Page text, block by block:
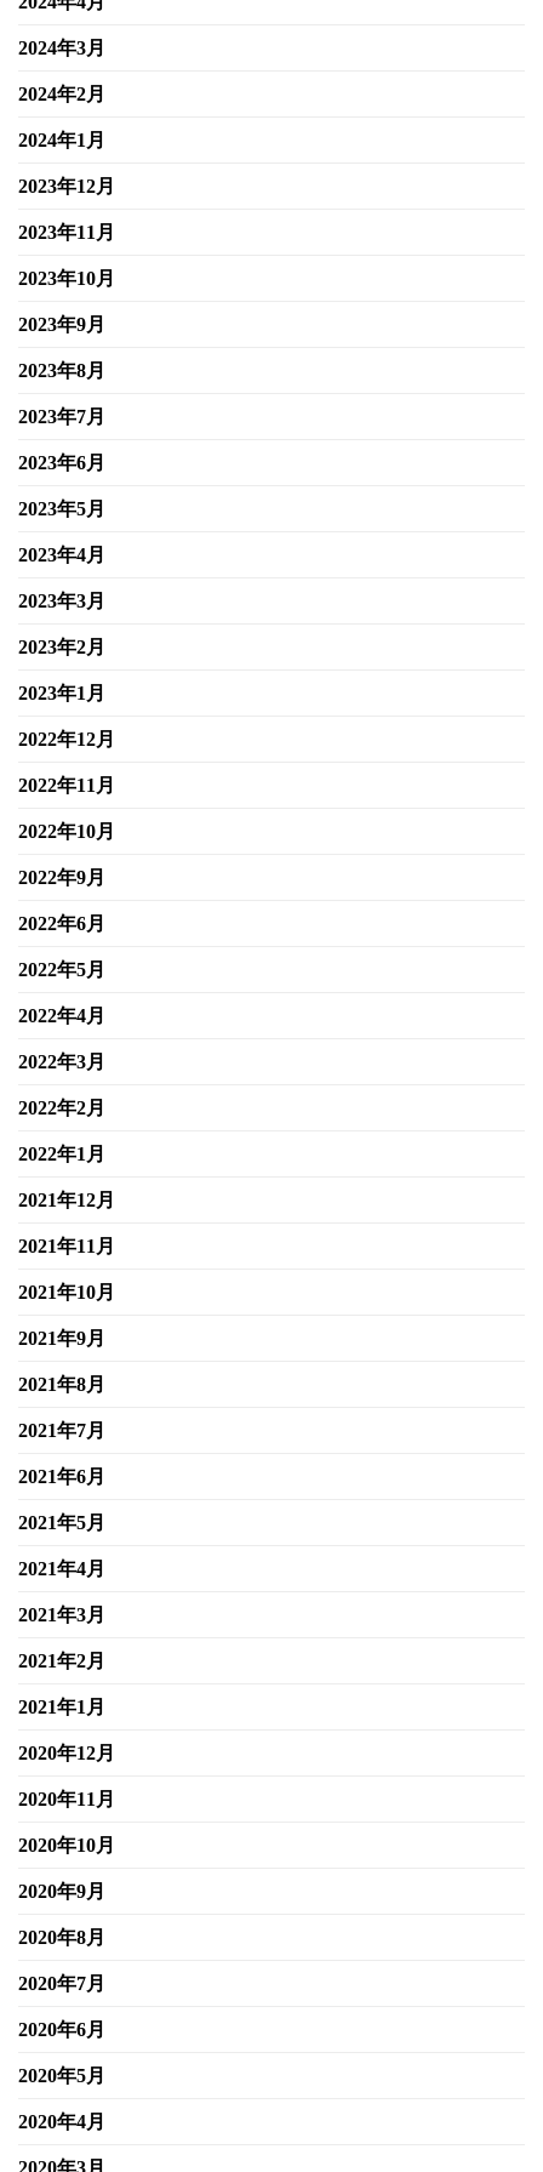
2024年3月
2024年2月
2024年1月
2023年12月
2023年11月
2023年10月
2023年9月
2023年8月
2023年7月
2023年6月
2023年5月
2023年4月
2023年3月
2023年2月
2023年1月
2022年12月
2022年11月
2022年10月
2022年9月
2022年6月
2022年5月
2022年4月
2022年3月
2022年2月
2022年1月
2021年12月
2021年11月
2021年10月
2021年9月
2021年8月
2021年7月
2021年6月
2021年5月
2021年4月
2021年3月
2021年2月
2021年1月
2020年12月
2020年11月
2020年10月
2020年9月
2020年8月
2020年7月
2020年6月
2020年5月
2020年4月
2020年3月